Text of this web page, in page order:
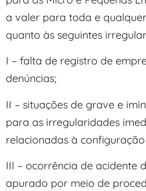
a valer para toda e
quanto às seguintes
I – falta de registro de
denúncias;
II – situações de grave e
para as irregularidades
relacionadas à
III – ocorrência de acidente
apurado por meio de